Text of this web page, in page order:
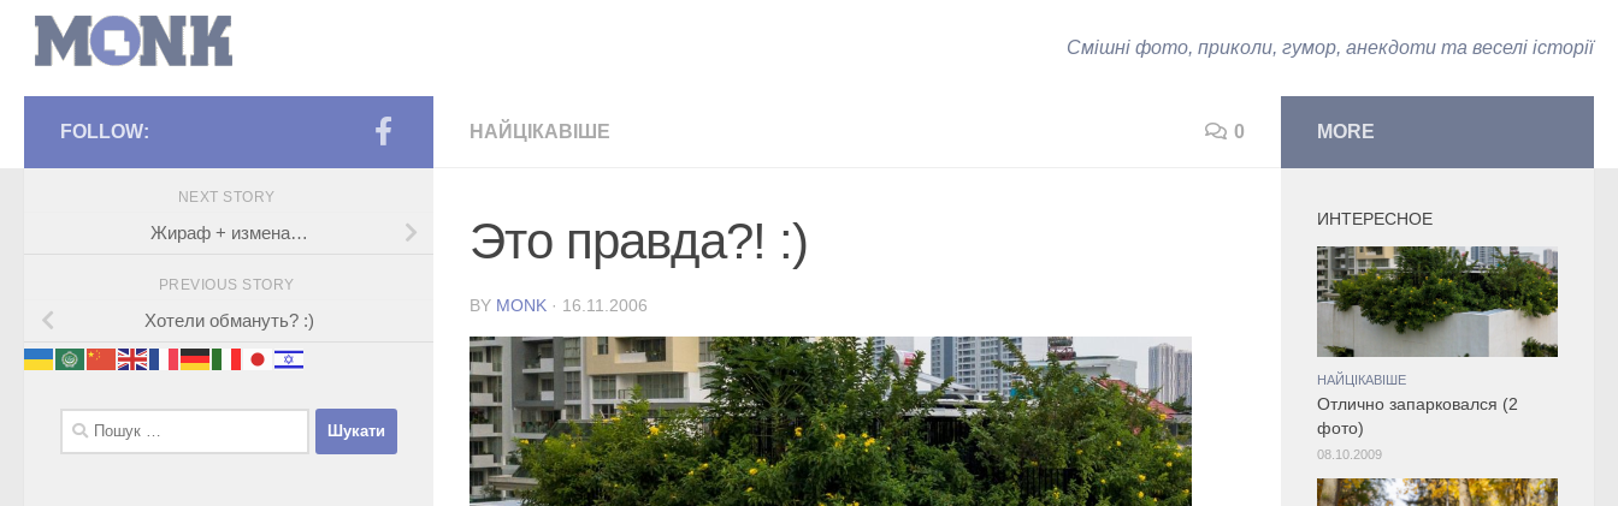
Смішні фото, приколи, гумор, анекдоти та веселі історії
НАЙЦІКАВІШЕ 0
Это правда?! :)
BY MONK · 16.11.2006
FOLLOW:
NEXT STORY
Жираф + измена…
PREVIOUS STORY
Хотели обмануть? :)
Пошук:
MORE
ИНТЕРЕСНОЕ
НАЙЦІКАВІШЕ
Отлично запарковался (2
фото)
08.10.2009